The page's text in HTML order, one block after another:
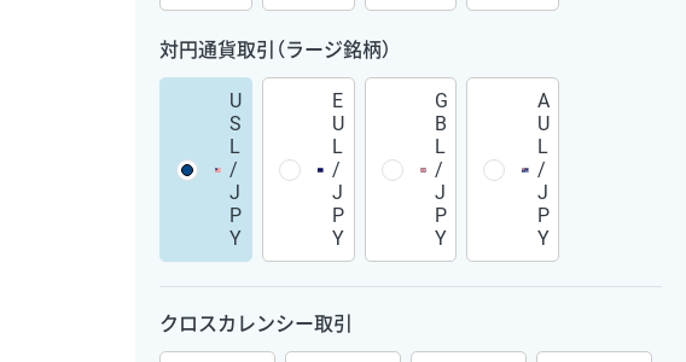
対円通貨取引（ラージ銘柄）
U
S
L
/
J
P
Y
E
U
L
/
J
P
Y
G
B
L
/
J
P
Y
A
U
L
/
J
P
Y
クロスカレンシー取引